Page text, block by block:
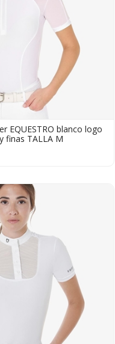
EQUESTRO blanco logo
finas TALLA M